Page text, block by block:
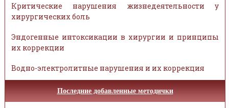
Критические нарушения жизнедеятельности у
хирургических боль
Эндогенные интоксикации в хирургии и принципы
их коррекции
Водно-электролитные нарушения и их коррекция
Последние добавленные методички